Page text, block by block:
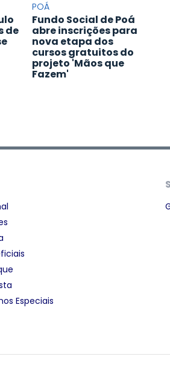
de
POÁ
Fundo Social de Poá
abre inscrições para
nova etapa dos
cursos gratuitos do
projeto 'Mãos que
Fazem'
Especiais